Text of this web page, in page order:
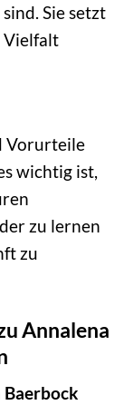
Sie setzt
Vielfalt
Vorurteile
wichtig ist,
zu lernen
zu
Annalena
Baerbock